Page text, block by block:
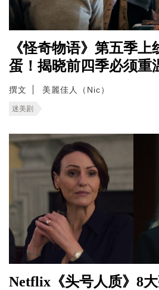
《怪奇物语》第五季上
蛋！揭晓前四季必须重
撰文 美麗佳人（Nic）
迷美剧
Netflix《头号人质》8